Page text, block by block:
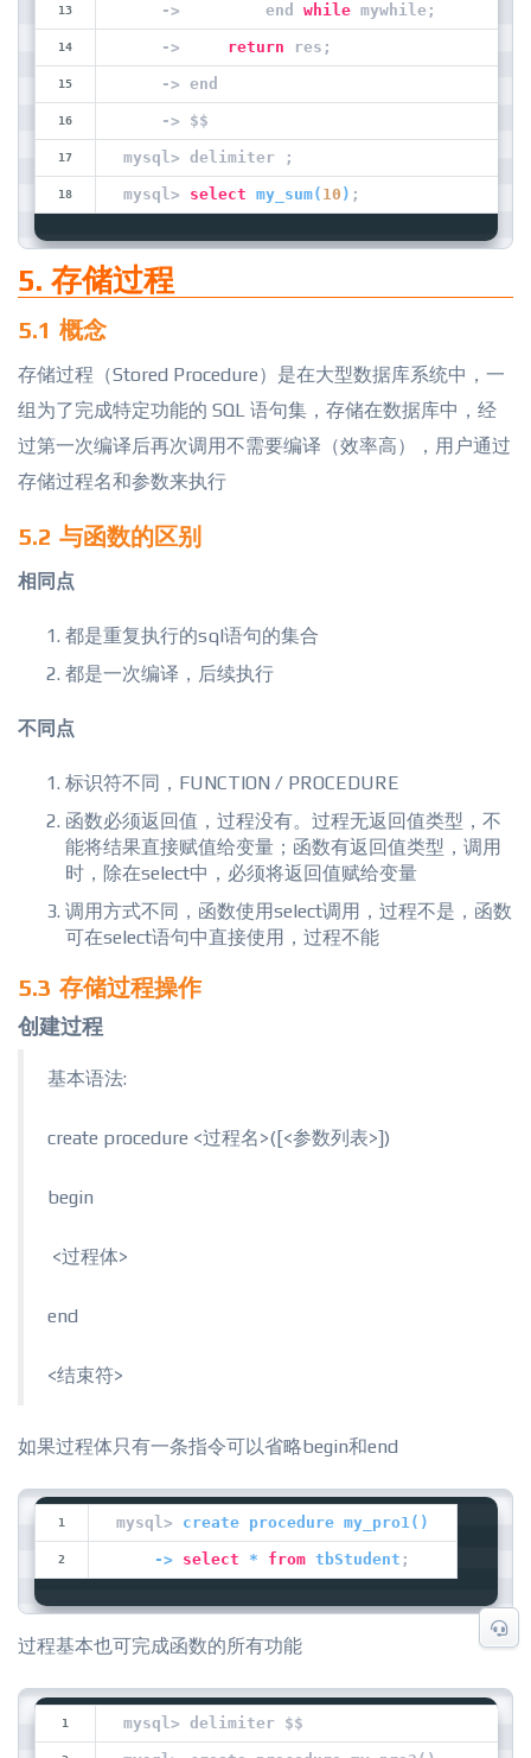
    ->         end
while mywhile;
    ->
return res;
    -> end
    -> $$
mysql> delimiter ;
mysql> select my_sum( 10 ) ;
5. 存储过程
5.1 概念
存储过程（Stored Procedure）是在大型数据库系统中，一
组为了完成特定功能的 SQL 语句集，存储在数据库中，经
过第一次编译后再次调用不需要编译（效率高），用户通过
存储过程名和参数来执行
5.2 与函数的区别
相同点
都是重复执行的sql语句的集合
都是一次编译，后续执行
不同点
标识符不同，FUNCTION / PROCEDURE
函数必须返回值，过程没有。过程无返回值类型，不
能将结果直接赋值给变量；函数有返回值类型，调用
时，除在select中，必须将返回值赋给变量
调用方式不同，函数使用select调用，过程不是，函数
可在select语句中直接使用，过程不能
5.3 存储过程操作
创建过程
基本语法:
create procedure <过程名>([<参数列表>])
begin
​ <过程体>
end
<结束符>
如果过程体只有一条指令可以省略begin和end
mysql> create procedure my_pro1( )
    ->
select * from tbStudent ;
过程基本也可完成函数的所有功能
mysql> delimiter $$